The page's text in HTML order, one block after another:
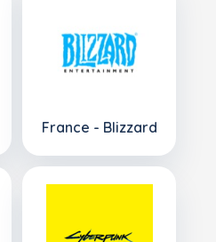
France - Blizzard